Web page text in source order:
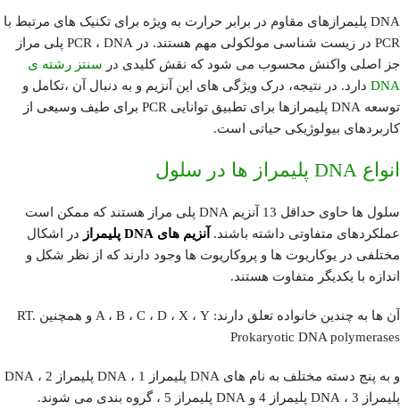
DNA پلیمرازهای مقاوم در برابر حرارت به ویژه برای تکنیک های مرتبط با
PCR در زیست شناسی مولکولی مهم هستند. در PCR ، DNA پلی مراز
جز اصلی واکنش محسوب می شود که نقش کلیدی در سنتز رشته ی
DNA دارد. در نتیجه، درک ویژگی های این آنزیم و به دنبال آن ،تکامل و
توسعه DNA پلیمرازها برای تطبیق توانایی PCR برای طیف وسیعی از
کاربردهای بیولوژیکی حیاتی است.
انواع DNA پلیمراز ها در سلول
سلول ها حاوی حداقل 13 آنزیم DNA پلی مراز هستند که ممکن است
عملکردهای متفاوتی داشته باشند. آنزیم های DNA پلیمراز
در اشکال
مختلفی در یوکاریوت ها و پروکاریوت ها وجود دارند که از نظر شکل و
اندازه با یکدیگر متفاوت هستند.
آن ها به چندین خانواده تعلق دارند: A ، B ، C ، D ، X ، Y و همچنین RT.
Prokaryotic DNA polymerases
و به پنج دسته مختلف به نام های DNA پلیمراز 1 ، DNA پلیمراز 2 ، DNA
پلیمراز 3 ، DNA پلیمراز 4 و DNA پلیمراز 5 ، گروه بندی می شوند.